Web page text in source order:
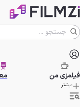
فیلمزیمن
بیشتر